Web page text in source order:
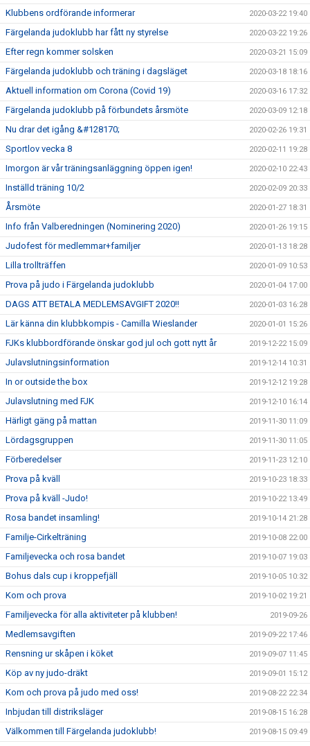
Klubbens ordförande informerar 2020-03-22 19:40
Färgelanda judoklubb har fått ny styrelse 2020-03-22 19:26
Efter regn kommer solsken 2020-03-21 15:09
Färgelanda judoklubb och träning i dagsläget 2020-03-18 18:16
Aktuell information om Corona (Covid 19) 2020-03-16 17:32
Färgelanda judoklubb på förbundets årsmöte 2020-03-09 12:18
Nu drar det igång &#128170; 2020-02-26 19:31
Sportlov vecka 8 2020-02-11 19:28
Imorgon är vår träningsanläggning öppen igen! 2020-02-10 22:43
Inställd träning 10/2 2020-02-09 20:33
Årsmöte 2020-01-27 18:31
Info från Valberedningen (Nominering 2020) 2020-01-26 19:15
Judofest för medlemmar+familjer 2020-01-13 18:28
Lilla trollträffen 2020-01-09 10:53
Prova på judo i Färgelanda judoklubb 2020-01-04 17:00
DAGS ATT BETALA MEDLEMSAVGIFT 2020!! 2020-01-03 16:28
Lär känna din klubbkompis - Camilla Wieslander 2020-01-01 15:26
FJKs klubbordförande önskar god jul och gott nytt år 2019-12-22 15:09
Julavslutningsinformation 2019-12-14 10:31
In or outside the box 2019-12-12 19:28
Julavslutning med FJK 2019-12-10 16:14
Härligt gäng på mattan 2019-11-30 11:09
Lördagsgruppen 2019-11-30 11:05
Förberedelser 2019-11-23 12:10
Prova på kväll 2019-10-23 18:33
Prova på kväll -Judo! 2019-10-22 13:49
Rosa bandet insamling! 2019-10-14 21:28
Familje-Cirkelträning 2019-10-08 22:00
Familjevecka och rosa bandet 2019-10-07 19:03
Bohus dals cup i kroppefjäll 2019-10-05 10:32
Kom och prova 2019-10-02 19:21
Familjevecka för alla aktiviteter på klubben! 2019-09-26
Medlemsavgiften 2019-09-22 17:46
Rensning ur skåpen i köket 2019-09-07 11:45
Köp av ny judo-dräkt 2019-09-01 15:12
Kom och prova på judo med oss! 2019-08-22 22:34
Inbjudan till distriksläger 2019-08-15 16:28
Välkommen till Färgelanda judoklubb! 2019-08-15 09:49